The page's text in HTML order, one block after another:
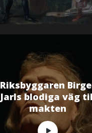
Riksbyggaren
Jarls blodiga väg
makten